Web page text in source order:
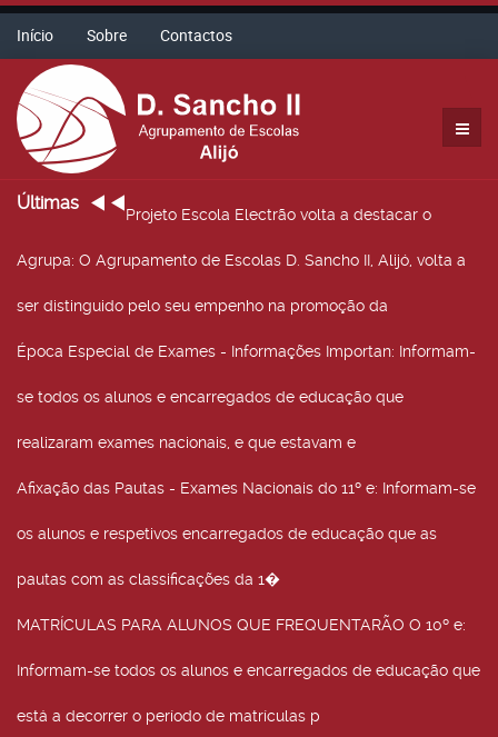
Início Sobre Contactos
Últimas
Projeto Escola Electrão volta a destacar o
Agrupa: O Agrupamento de Escolas D. Sancho II, Alijó, volta a
ser distinguido pelo seu empenho na promoção da
Época Especial de Exames - Informações Importan: Informam-
se todos os alunos e encarregados de educação que
realizaram exames nacionais, e que estavam e
Afixação das Pautas - Exames Nacionais do 11º e: Informam-se
os alunos e respetivos encarregados de educação que as
pautas com as classificações da 1�
MATRÍCULAS PARA ALUNOS QUE FREQUENTARÃO O 10º e:
Informam-se todos os alunos e encarregados de educação que
está a decorrer o período de matrículas p